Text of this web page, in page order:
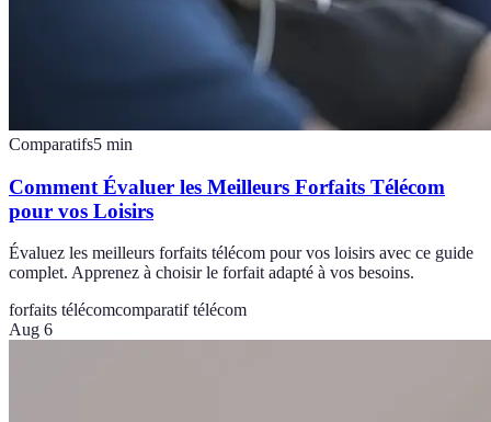
Comparatifs5 min
Comment Évaluer les Meilleurs Forfaits Télécom
pour vos Loisirs
Évaluez les meilleurs forfaits télécom pour vos loisirs avec ce guide
complet. Apprenez à choisir le forfait adapté à vos besoins.
forfaits télécomcomparatif télécom
Aug 6